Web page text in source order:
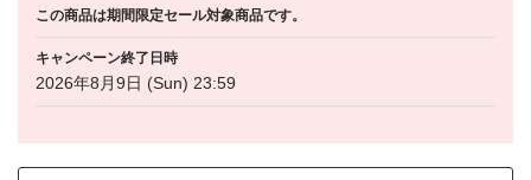
この商品は期間限定セール対象商品です。
キャンペーン終了日時
2026年8月9日 (Sun) 23:59